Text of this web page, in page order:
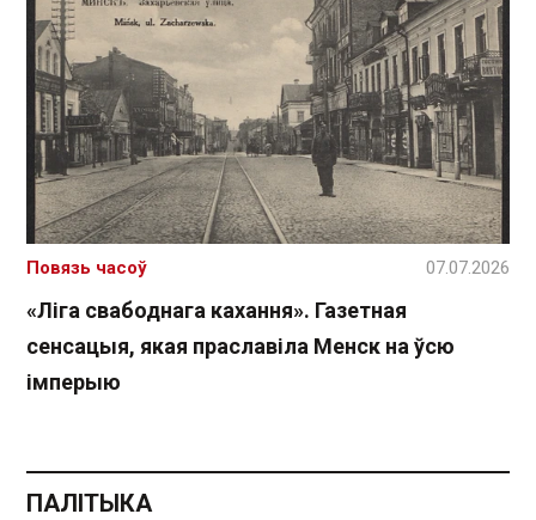
«Ліга свабоднага кахання». Газетная
сенсацыя, якая праславіла Менск на ўсю
імперыю
Повязь часоў 07.07.2026
ПАЛІТЫКА